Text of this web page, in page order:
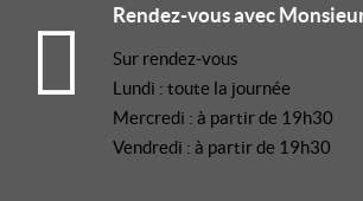
Rendez-vous avec
Sur rendez-vous
Lundi : toute la journée
Mercredi : à partir de 19h30
Vendredi : à partir de 19h30